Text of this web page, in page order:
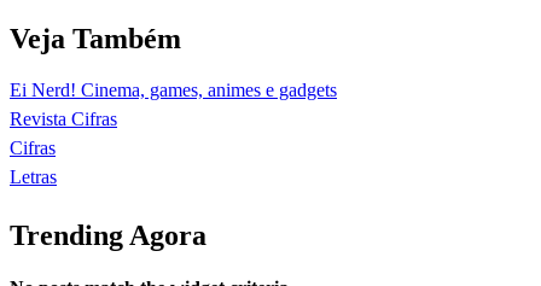
Veja Também
Ei Nerd! Cinema, games, animes e gadgets
Revista Cifras
Cifras
Letras
Trending Agora